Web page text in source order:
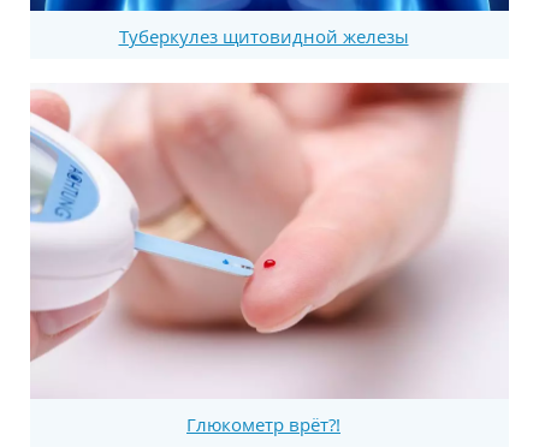
Туберкулез щитовидной железы
Глюкометр врёт?!